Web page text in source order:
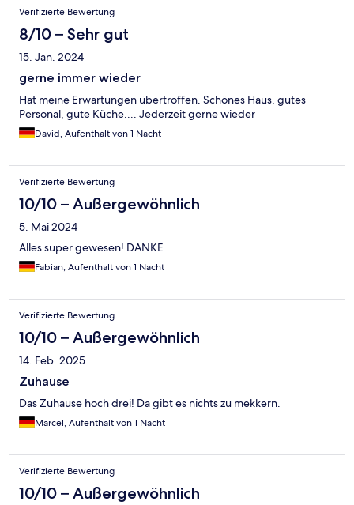
Verifizierte Bewertung
8/10 – Sehr gut
15. Jan. 2024
gerne immer wieder
Hat meine Erwartungen übertroffen. Schönes Haus, gutes
Personal, gute Küche.... Jederzeit gerne wieder
David, Aufenthalt von 1 Nacht
Verifizierte Bewertung
10/10 – Außergewöhnlich
5. Mai 2024
Alles super gewesen! DANKE
Fabian, Aufenthalt von 1 Nacht
Verifizierte Bewertung
10/10 – Außergewöhnlich
14. Feb. 2025
Zuhause
Das Zuhause hoch drei! Da gibt es nichts zu mekkern.
Marcel, Aufenthalt von 1 Nacht
Verifizierte Bewertung
10/10 – Außergewöhnlich